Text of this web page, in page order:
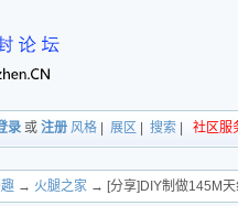
录 或注册 风格 |展区 |搜索 社区服
→ 火腿之家 → [分享]DIY制做145M天